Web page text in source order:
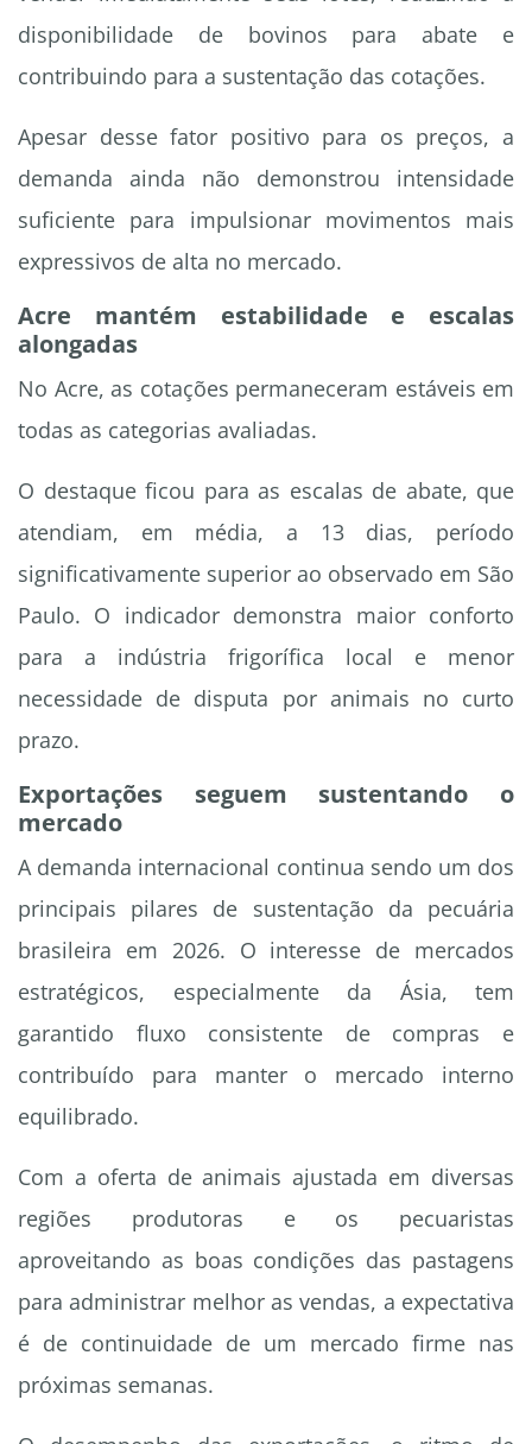
disponibilidade de bovinos para abate e
contribuindo para a sustentação das cotações.
Apesar desse fator positivo para os preços, a
demanda ainda não demonstrou intensidade
suficiente para impulsionar movimentos mais
expressivos de alta no mercado.
Acre mantém estabilidade e escalas
alongadas
No Acre, as cotações permaneceram estáveis em
todas as categorias avaliadas.
O destaque ficou para as escalas de abate, que
atendiam, em média, a 13 dias, período
significativamente superior ao observado em São
Paulo. O indicador demonstra maior conforto
para a indústria frigorífica local e menor
necessidade de disputa por animais no curto
prazo.
Exportações seguem sustentando o
mercado
A demanda internacional continua sendo um dos
principais pilares de sustentação da pecuária
brasileira em 2026. O interesse de mercados
estratégicos, especialmente da Ásia, tem
garantido fluxo consistente de compras e
contribuído para manter o mercado interno
equilibrado.
Com a oferta de animais ajustada em diversas
regiões produtoras e os pecuaristas
aproveitando as boas condições das pastagens
para administrar melhor as vendas, a expectativa
é de continuidade de um mercado firme nas
próximas semanas.